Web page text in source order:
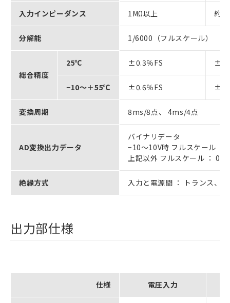
入力インピーダンス 1MΩ以上 約
分解能 1/6000（フルスケール）
総合精度
25℃ ±0.3％FS
−10～＋55℃ ±0.6％FS
変換周期 8ms/8点、 4ms/4点
AD変換出力データ
バイナリデータ
−10～10V時 フルスケール ：
上記以外 フルスケール ：
絶縁方式 入力と電源間 ： トランス、
出力部仕様
仕様 電圧入力